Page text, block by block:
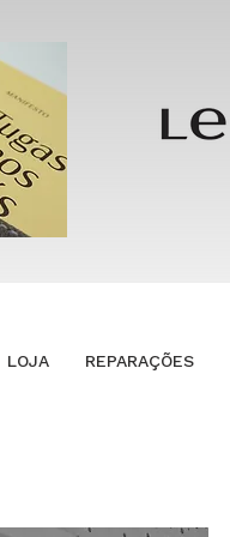
LOJA REPARAÇÕES